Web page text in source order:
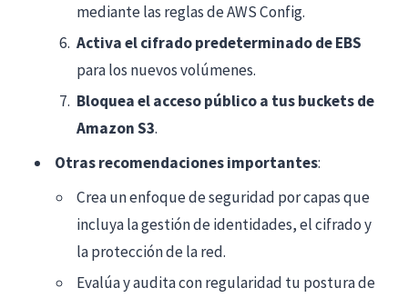
mediante las reglas de AWS Config.
Activa el cifrado predeterminado de EBS
para los nuevos volúmenes.
Bloquea el acceso público a tus buckets de
Amazon S3.
Otras recomendaciones importantes:
Crea un enfoque de seguridad por capas que
incluya la gestión de identidades, el cifrado y
la protección de la red.
Evalúa y audita con regularidad tu postura de